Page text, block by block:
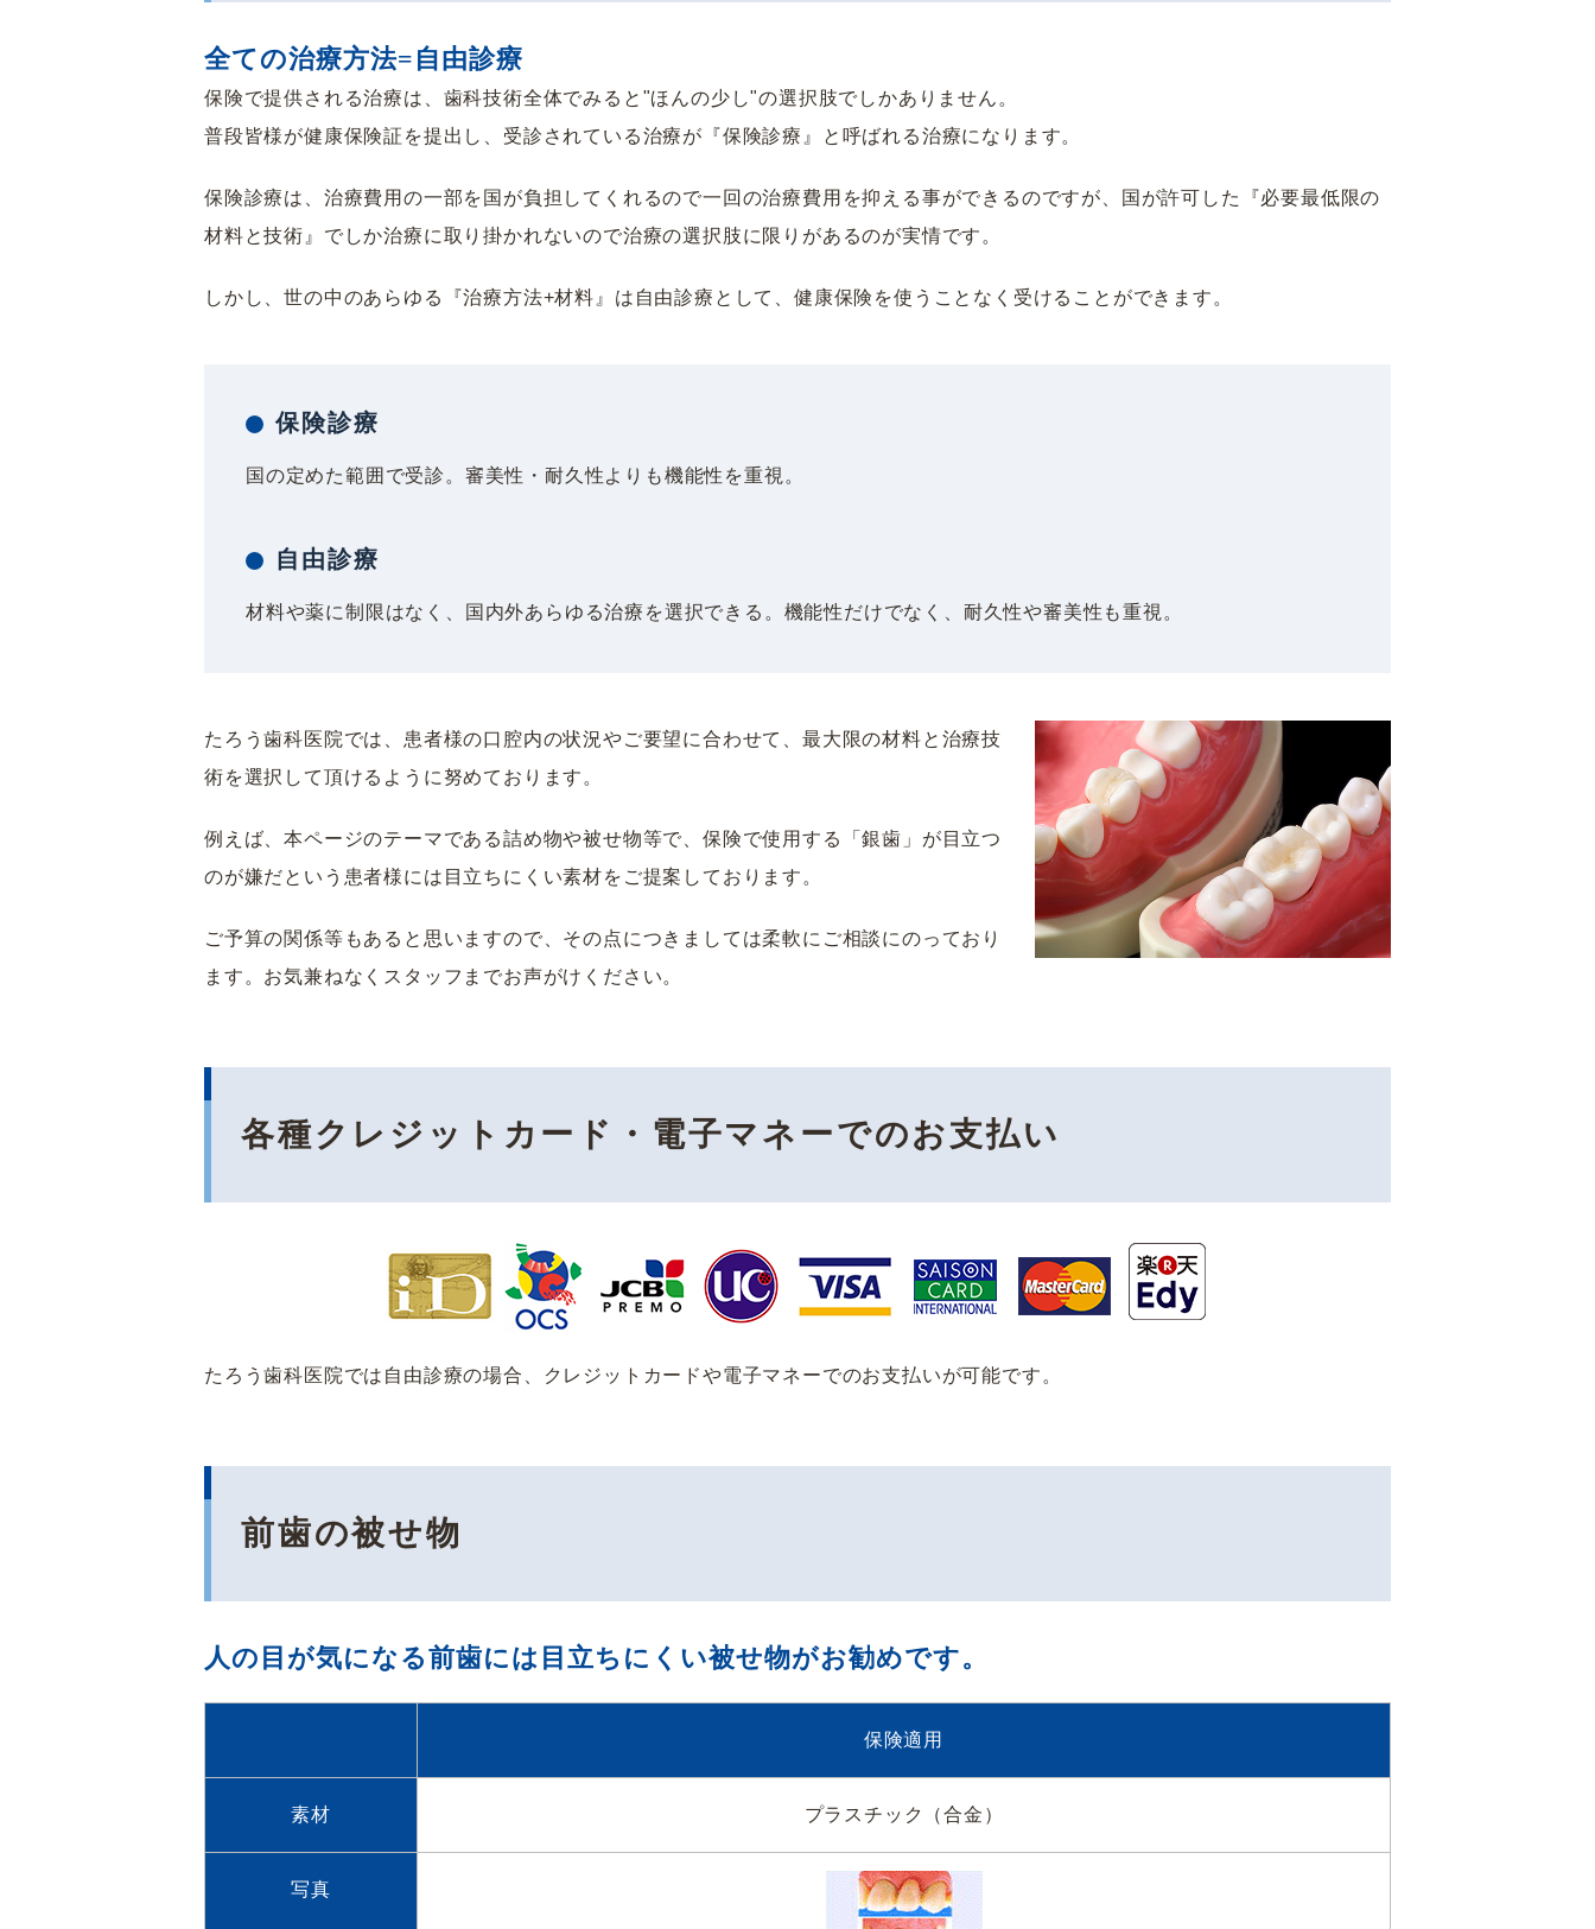
全ての治療方法=自由診療
保険で提供される治療は、歯科技術全体でみると"ほんの少し"の選択肢でしかありません。
普段皆様が健康保険証を提出し、受診されている治療が『保険診療』と呼ばれる治療になります。
保険診療は、治療費用の一部を国が負担してくれるので一回の治療費用を抑える事ができるのですが、国が許可した『必要最低限の
材料と技術』でしか治療に取り掛かれないので治療の選択肢に限りがあるのが実情です。
しかし、世の中のあらゆる『治療方法+材料』は自由診療として、健康保険を使うことなく受けることができます。
保険診療
国の定めた範囲で受診。審美性・耐久性よりも機能性を重視。
自由診療
材料や薬に制限はなく、国内外あらゆる治療を選択できる。機能性だけでなく、耐久性や審美性も重視。
たろう歯科医院では、患者様の口腔内の状況やご要望に合わせて、最大限の材料と治療技
術を選択して頂けるように努めております。
例えば、本ページのテーマである詰め物や被せ物等で、保険で使用する「銀歯」が目立つ
のが嫌だという患者様には目立ちにくい素材をご提案しております。
ご予算の関係等もあると思いますので、その点につきましては柔軟にご相談にのっており
ます。お気兼ねなくスタッフまでお声がけください。
各種クレジットカード・電子マネーでのお支払い
たろう歯科医院では自由診療の場合、クレジットカードや電子マネーでのお支払いが可能です。
前歯の被せ物
人の目が気になる前歯には目立ちにくい被せ物がお勧めです。
保険適用
素材 プラスチック（合金）
写真